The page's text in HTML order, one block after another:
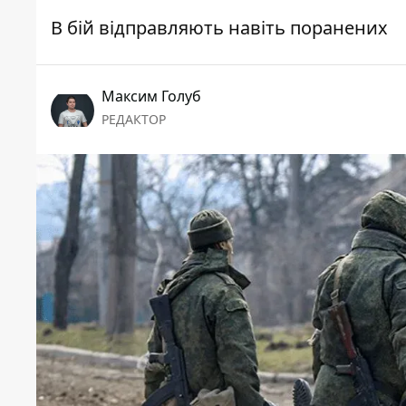
В бій відправляють навіть поранених
Максим Голуб
РЕДАКТОР